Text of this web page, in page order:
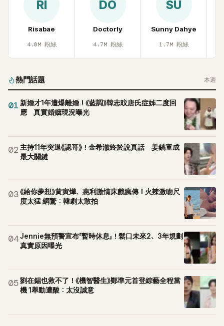
RI
Risabae
4.0M 粉絲
DO
Doctorly
4.7M 粉絲
SU
Sunny Dahye
1.7M 粉絲
熱門話題 本週
01 新婚才1年遭爆離婚！《藍調》韓志旼唐氏症姊二度回
應 真實婚姻現況曝光
02 主持11年突退《認哥》！金希澈終於說真話 姜鎬童成
最大關鍵
03《給你夢想》黃寅燁、惠利激情床戲瘋傳！火辣激吻尺
度太猛 網驚：韓劇太敢拍
04Jennie無預警宣布「暫時休息」！鬆口未來2、3年規劃
真實原因曝光
05劉在錫也救不了！《機智醫生》鄭準元首登綜藝全程當
機 1舉動遭酸：太沒誠意